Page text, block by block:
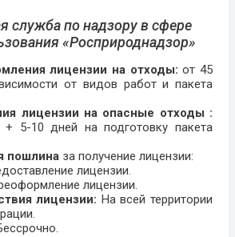
служба по надзору в сфере
«Росприроднадзор»
лицензии на отходы: от 45
от видов работ и пакета
лицензии на опасные отходы :
5-10 дней на подготовку пакета
пошлина за получение лицензии:
лицензии.
лицензии.
лицензии: На всей территории